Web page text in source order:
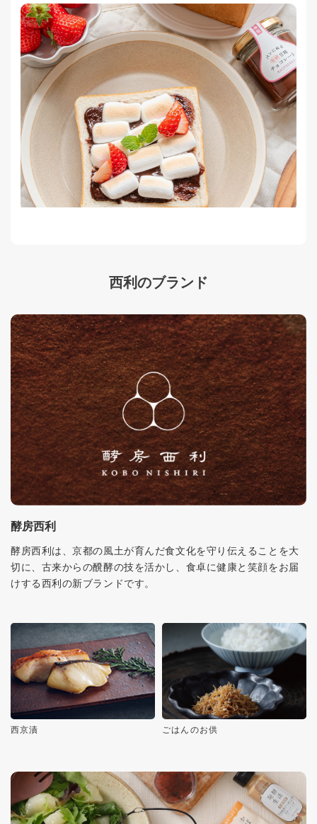
西利のブランド
酵房西利
酵房西利は、京都の風土が育んだ食文化を守り伝えることを大
切に、古来からの醗酵の技を活かし、食卓に健康と笑顔をお届
けする西利の新ブランドです。
西京漬 ごはんのお供